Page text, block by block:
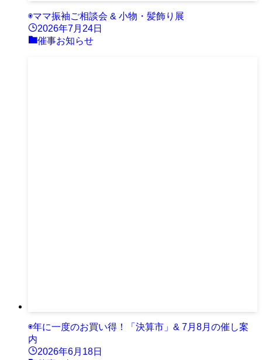
◉ママ振袖ご相談会 & 小物・髪飾り展
2026年7月24日
催事お知らせ
◉年に一度のお買い得！「決算市」& 7月8月の催し案
内
2026年6月18日